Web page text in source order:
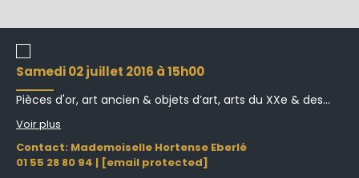
samedi 02 juillet 2016 à 15h00
Pièces d'or, art ancien & objets d’art, arts du XXe & des...
Voir plus
Contact: Mademoiselle Hortense Eberlé
01 55 28 80 94 | [email protected]